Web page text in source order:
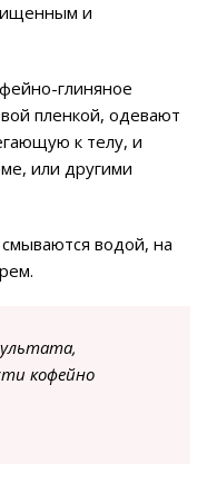
и
глиняное
пленкой, одевают
к телу, и
или другими
водой, на
кофейно